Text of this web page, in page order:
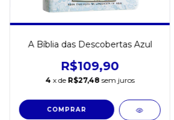
A Bíblia das Descobertas Azul
R$109,90
4 x de R$27,48 sem juros